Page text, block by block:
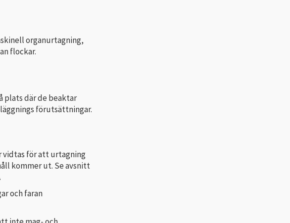
organurtagning,
flockar.
plats där de beaktar
förutsättningar.
vidtas för att urtagning
kommer ut. Se avsnitt
och faran